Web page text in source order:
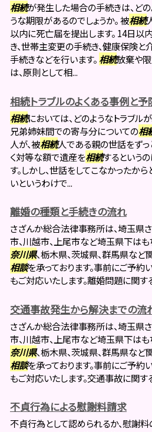
相続が発生した場合の手続きは、ど
うな期限があるのでしょうか。 被相続
以内に死亡届を提出します。 14日以
き、世帯主変更の手続き、健康保険
手続きなどを行います。 相続放棄や
は、原則として相...
相続トラブルのよくある事例と予
相続においては、どのようなトラブル
兄弟姉妹間での寄与分についての相
人が、被相続人である親の世話をずっ
く対等な額で遺産を相続するという
す。しかし、世話をしてこなかったから
いというわけで...
離婚の種類と手続きの流れ
さざんか総合法律事務所は、埼玉県
市、川越市、上尾市など埼玉県下はも
奈川県、栃木県、茨城県、群馬県な
相談を承っております。事前にご予
もご対応いたします。離婚問題に関す
交通事故発生から解決までの流
さざんか総合法律事務所は、埼玉県
市、川越市、上尾市など埼玉県下はも
奈川県、栃木県、茨城県、群馬県な
相談を承っております。事前にご予
もご対応いたします。交通事故に関す
不貞行為による慰謝料請求
不貞行為として認められるか、慰謝